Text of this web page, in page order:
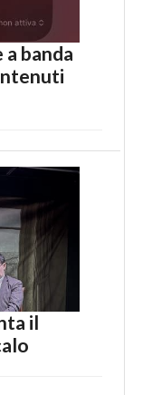
banda
il